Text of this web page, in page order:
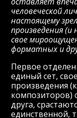
человеческой
настоящему
произведения
свое
форматных и
Первое
единый сет,
произведения
композиторов)
друга,
единственной,